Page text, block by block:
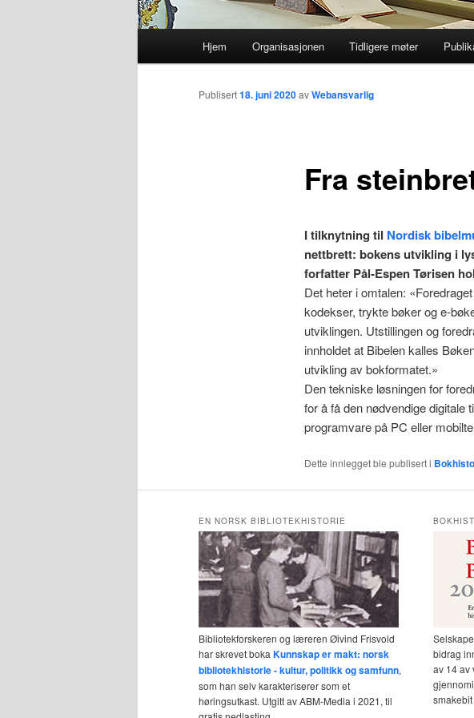
Gå
direkte
Hjem Organisasjonen Tidligere møter
Fra
Publisert18. juni 2020avWebansvarlig
I tilknytning til Nordisk
nettbrett: bokens utvikling i
forfatter Pål-Espen Tørisen
Det heter i omtalen:
kodekser, trykte bøker og e-
utviklingen. Utstillingen og
innholdet at Bibelen kalles
utvikling av bokformatet.»
Den tekniske løsningen for
for å få den nødvendige digitale
programvare på PC eller
Dette innlegget ble publisert i
EN NORSK BIBLIOTEKHISTORIE
Bibliotekforskeren og læreren Øivind Frisvold
har skrevet boka Kunnskap er makt: norsk
bibliotekhistorie - kultur, politikk og samfunn,
som han selv karakteriserer som et
høringsutkast. Utgitt av ABM-Media i 2021, til
bidrag
av 14 av
smakebit